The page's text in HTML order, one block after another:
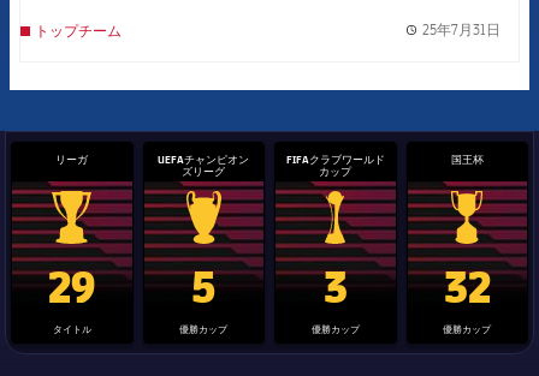
トップチーム 25年7月31日
リーガ
La Liga trophy
29
タイトル
UEFAチャンピオン
ズリーグ
Champions League trophy
5
優勝カップ
FIFAクラブワールド
カップ
label.aria.clubworldcup
3
優勝カップ
国王杯
国王杯
32
優勝カップ